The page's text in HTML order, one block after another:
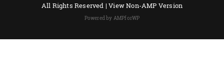
All Rights Reserved |View Non-AMP Version
Powered by AMPforWP